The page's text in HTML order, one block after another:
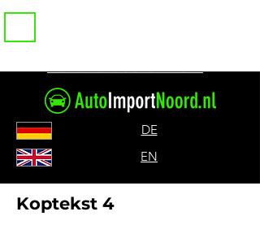
DE
EN
Koptekst 4